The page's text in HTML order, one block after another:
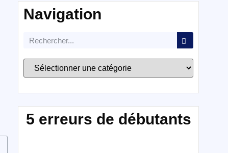
Navigation
5 erreurs de débutants